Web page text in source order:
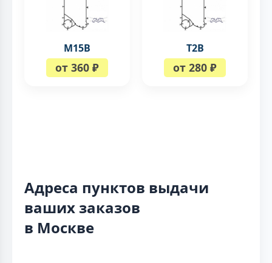
М15В
от 360 ₽
T2B
от 280 ₽
Адреса пунктов выдачи
ваших заказов
в Москве